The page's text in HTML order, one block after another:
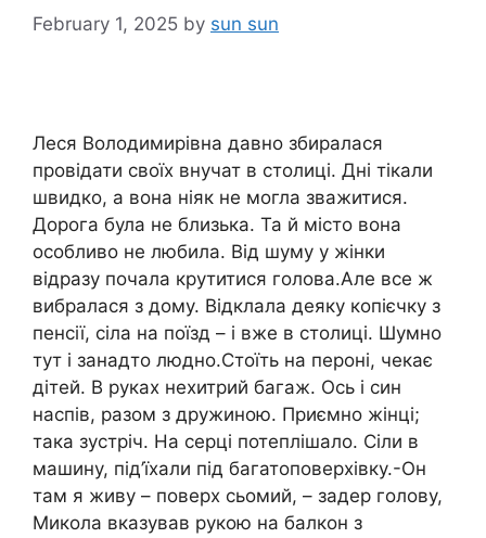
February 1, 2025 by sun sun
Леся Володимирівна давно збиралася
провідати своїх внучат в столиці. Дні тікали
швидко, а вона ніяк не могла зважитися.
Дорога була не близька. Та й місто вона
особливо не любила. Від шуму у жінки
відразу почала крутитися голова.Але все ж
вибралася з дому. Відклала деяку копієчку з
пенсії, сіла на поїзд – і вже в столиці. Шумно
тут і занадто людно.Стоїть на пероні, чекає
дітей. В руках нехитрий багаж. Ось і син
наспів, разом з дружиною. Приємно жінці;
така зустріч. На серці потеплішало. Сіли в
машину, під’їхали під багатоповерхівку.-Он
там я живу – поверх сьомий, – задер голову,
Микола вказував рукою на балкон з